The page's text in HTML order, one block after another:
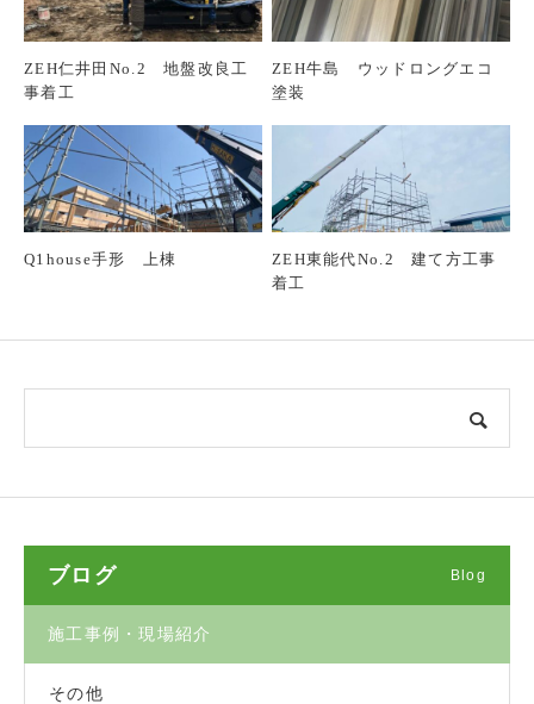
ZEH仁井田No.2 地盤改良工
事着工
ZEH牛島 ウッドロングエコ
塗装
Q1house手形 上棟
ZEH東能代No.2 建て方工事
着工
ブログ Blog
施工事例・現場紹介
その他